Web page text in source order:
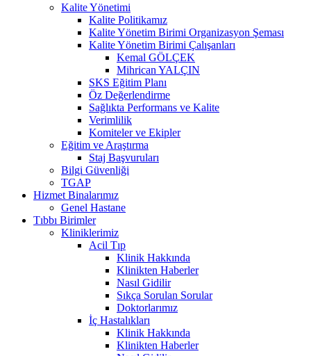
Kalite Yönetimi
Kalite Politikamız
Kalite Yönetim Birimi Organizasyon Şeması
Kalite Yönetim Birimi Çalışanları
Kemal GÖLÇEK
Mihrican YALÇIN
SKS Eğitim Planı
Öz Değerlendirme
Sağlıkta Performans ve Kalite
Verimlilik
Komiteler ve Ekipler
Eğitim ve Araştırma
Staj Başvuruları
Bilgi Güvenliği
TGAP
Hizmet Binalarımız
Genel Hastane
Tıbbı Birimler
Kliniklerimiz
Acil Tıp
Klinik Hakkında
Klinikten Haberler
Nasıl Gidilir
Sıkça Sorulan Sorular
Doktorlarımız
İç Hastalıkları
Klinik Hakkında
Klinikten Haberler